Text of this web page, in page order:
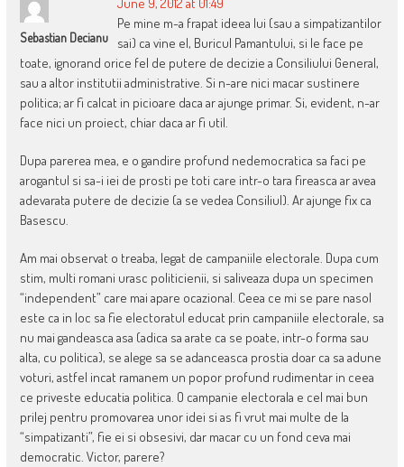
Sebastian Decianu
Pe mine m-a frapat ideea lui (sau a simpatizantilor
sai) ca vine el, Buricul Pamantului, si le face pe
toate, ignorand orice fel de putere de decizie a Consiliului General,
sau a altor institutii administrative. Si n-are nici macar sustinere
politica; ar fi calcat in picioare daca ar ajunge primar. Si, evident, n-ar
face nici un proiect, chiar daca ar fi util.
Dupa parerea mea, e o gandire profund nedemocratica sa faci pe
arogantul si sa-i iei de prosti pe toti care intr-o tara fireasca ar avea
adevarata putere de decizie (a se vedea Consiliul). Ar ajunge fix ca
Basescu.
Am mai observat o treaba, legat de campaniile electorale. Dupa cum
stim, multi romani urasc politicienii, si saliveaza dupa un specimen
“independent” care mai apare ocazional. Ceea ce mi se pare nasol
este ca in loc sa fie electoratul educat prin campaniile electorale, sa
nu mai gandeasca asa (adica sa arate ca se poate, intr-o forma sau
alta, cu politica), se alege sa se adanceasca prostia doar ca sa adune
voturi, astfel incat ramanem un popor profund rudimentar in ceea
ce priveste educatia politica. O campanie electorala e cel mai bun
prilej pentru promovarea unor idei si as fi vrut mai multe de la
“simpatizanti”, fie ei si obsesivi, dar macar cu un fond ceva mai
democratic. Victor, parere?